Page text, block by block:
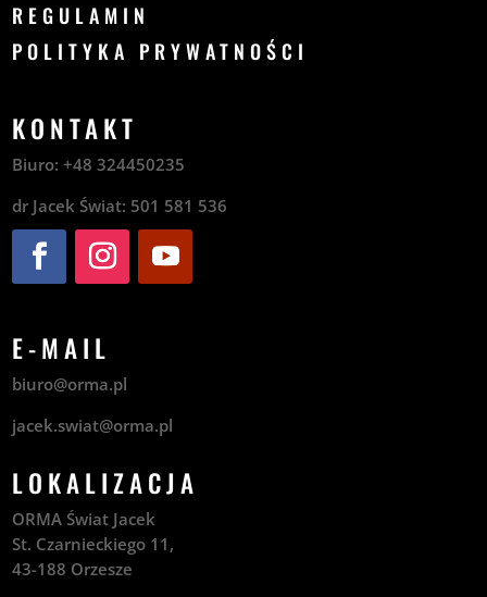
REGULAMIN
POLITYKA PRYWATNOŚCI
KONTAKT
Biuro: +48324450235
dr Jacek Świat: 501 581 536
E-MAIL
biuro@orma.pl
jacek.swiat@orma.pl
LOKALIZACJA
ORMA Świat Jacek
St. Czarnieckiego 11,
43-188 Orzesze